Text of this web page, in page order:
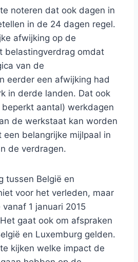
noteren dat ook dagen in
in de 24 dagen regel.
afwijking op de
belastingverdrag omdat
van de
eerder een afwijking had
in derde landen. Dat ook
aantal) werkdagen
de werkstaat kan worden
belangrijke mijlpaal in
de verdragen.
tussen België en
voor het verleden, maar
1 januari 2015
gaat ook om afspraken
en Luxemburg gelden.
kijken welke impact de